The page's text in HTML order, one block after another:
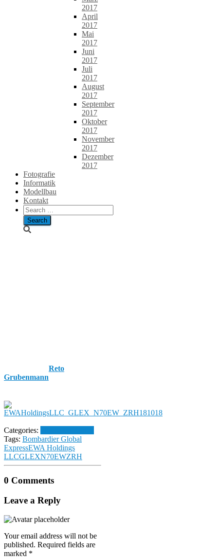
2017
April
2017
Mai
2017
Juni
2017
Juli
2017
August
2017
September
2017
Oktober
2017
November
2017
Dezember
2017
Fotografie
Informatik
Modellbau
Kontakt
Search
for:
Reto
Grubenmann
Categories:
Tags: Bombardier Global
ExpressEWA Holdings
LLCGLEXN70EWZRH
0 Comments
Leave a Reply
Your email address will not be
published. Required fields are
marked *